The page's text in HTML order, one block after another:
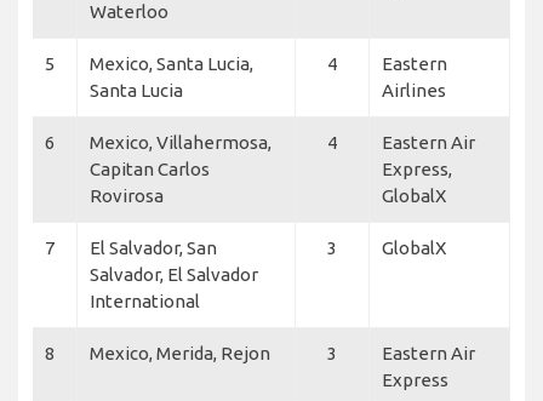
Waterloo
5
Mexico, Santa Lucia,
Santa Lucia
4
Eastern
Airlines
6
Mexico, Villahermosa,
Capitan Carlos
Rovirosa
4
Eastern Air
Express,
GlobalX
7
El Salvador, San
Salvador, El Salvador
International
3 GlobalX
8 Mexico, Merida, Rejon 3
Eastern Air
Express